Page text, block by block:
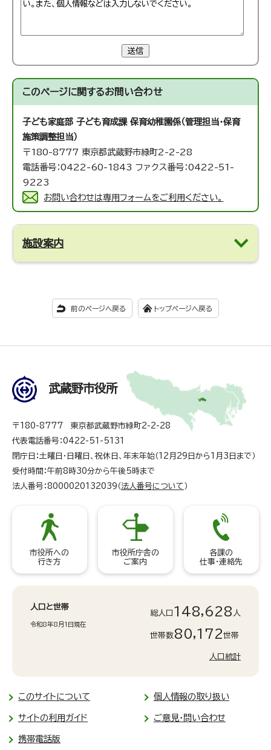
送信
このページに関するお問い合わせ
子ども家庭部 子ども育成課 保育幼稚園係（管理担当・保育
施策調整担当）
〒180-8777 東京都武蔵野市緑町2-2-28
電話番号：0422-60-1843 ファクス番号：0422-51-
9223
お問い合わせは専用フォームをご利用ください。
施設案内
前のページへ戻る トップページへ戻る
武蔵野市役所
〒180-8777 東京都武蔵野市緑町2-2-28
代表電話番号：0422-51-5131
閉庁日：土曜日・日曜日、祝休日、年末年始（12月29日から1月3日まで）
受付時間：午前8時30分から午後5時まで
法人番号：8000020132039（ 法人番号について ）
市役所への
行き方
市役所庁舎の
ご案内
各課の
仕事・連絡先
人口と世帯
令和8年8月1日現在
総人口 148,628 人
世帯数80,172世帯
人口統計
このサイトについて 個人情報の取り扱い
サイトの利用ガイド ご意見・問い合わせ
携帯電話版